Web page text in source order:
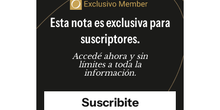
Esta nota es exclusiva para
suscriptores.
Accedé ahora y sin
límites a toda la
información.
Suscribite